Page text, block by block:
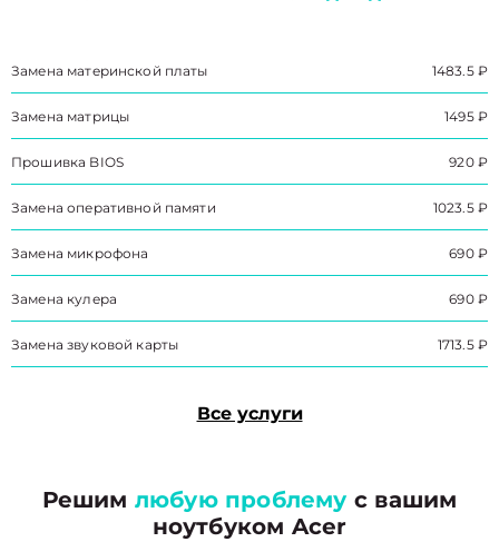
Замена материнской платы 1483.5 ₽
Замена матрицы 1495 ₽
Прошивка BIOS 920 ₽
Замена оперативной памяти 1023.5 ₽
Замена микрофона 690 ₽
Замена кулера 690 ₽
Замена звуковой карты 1713.5 ₽
Все услуги
Решим любую проблему с вашим
ноутбуком Acer